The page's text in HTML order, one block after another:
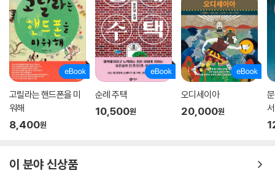
고릴라는 핸드폰을 미
워해
8,400원
순례 주택
10,500원
오디세이아
20,000원
서
이 분야 신상품